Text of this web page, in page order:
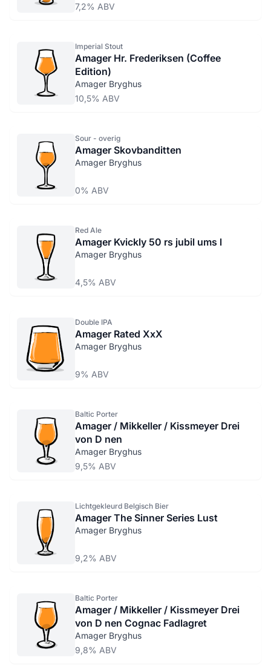
7,2% ABV
Imperial Stout
Amager Hr. Frederiksen (Coffee
Edition)
Amager Bryghus
10,5% ABV
Sour - overig
Amager Skovbanditten
Amager Bryghus
0% ABV
Red Ale
Amager Kvickly 50 rs jubil ums l
Amager Bryghus
4,5% ABV
Double IPA
Amager Rated XxX
Amager Bryghus
9% ABV
Baltic Porter
Amager / Mikkeller / Kissmeyer Drei
von D nen
Amager Bryghus
9,5% ABV
Lichtgekleurd Belgisch Bier
Amager The Sinner Series Lust
Amager Bryghus
9,2% ABV
Baltic Porter
Amager / Mikkeller / Kissmeyer Drei
von D nen Cognac Fadlagret
Amager Bryghus
9,8% ABV